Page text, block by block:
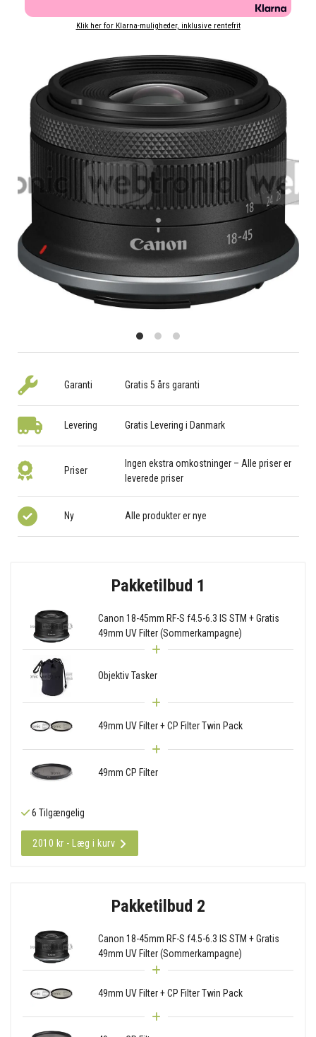
Klik her for Klarna-muligheder, inklusive rentefrit
Garanti Gratis 5 års garanti
Levering Gratis Levering i Danmark
Priser
Ingen ekstra omkostninger – Alle priser er
leverede priser
Ny Alle produkter er nye
Pakketilbud 1
Canon 18-45mm RF-S f4.5-6.3 IS STM + Gratis
49mm UV Filter (Sommerkampagne)
Objektiv Tasker
49mm UV Filter + CP Filter Twin Pack
49mm CP Filter
6 Tilgængelig
2010 kr - Læg i kurv
Pakketilbud 2
Canon 18-45mm RF-S f4.5-6.3 IS STM + Gratis
49mm UV Filter (Sommerkampagne)
49mm UV Filter + CP Filter Twin Pack